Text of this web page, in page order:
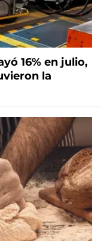
16% en julio,
la